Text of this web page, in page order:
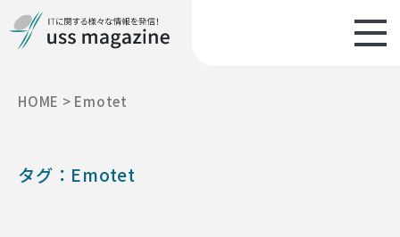
HOME > Emotet
タグ：Emotet